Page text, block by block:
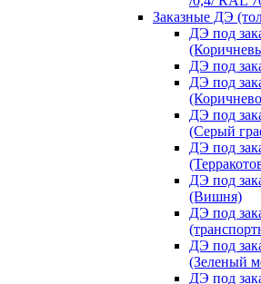
Заказные ДЭ
ДЭ под
ДЭ под
ДЭ под
ДЭ под
(Серый
ДЭ под
ДЭ под
(Вишня)
ДЭ под
ДЭ под
(Зеленый
ДЭ под